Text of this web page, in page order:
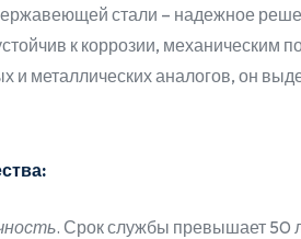
стали – надежное
к коррозии, механическим
и металлических аналогов, он
. Срок службы превышает 50